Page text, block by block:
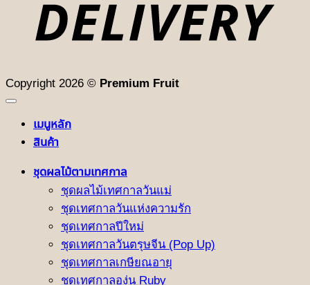
Copyright 2026 © Premium Fruit
เมนูหลัก
สินค้า
ชุดผลไม้ตามเทศกาล
ชุดผลไม้เทศกาลวันแม่
ชุดเทศกาลวันแห่งความรัก
ชุดเทศกาลปีใหม่
ชุดเทศกาลวันตรุษจีน (Pop Up)
ชุดเทศกาลเกษียณอายุ
ชุดเทศกาลองุ่น Ruby